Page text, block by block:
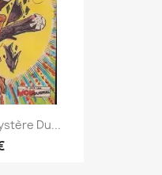
Du...